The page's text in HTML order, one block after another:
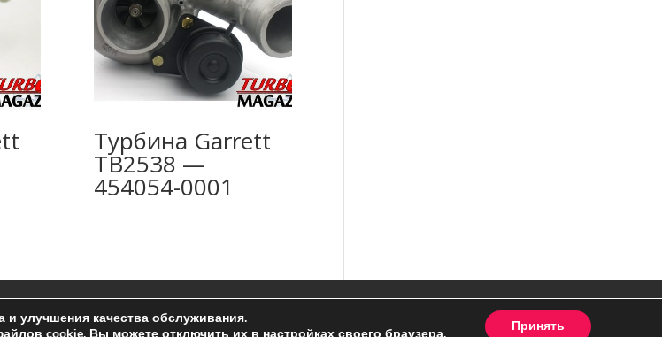
Турбина Garrett
TB2538 —
454054-0001
улучшения качества обслуживания.
Принять